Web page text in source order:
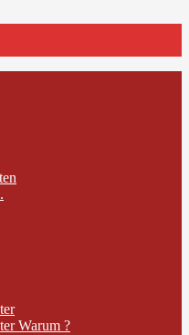
Warum ?